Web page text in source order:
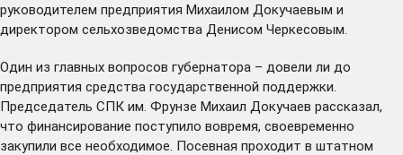
руководителем предприятия Михаилом Докучаевым и
директором сельхозведомства Денисом Черкесовым.
Один из главных вопросов губернатора – довели ли до
предприятия средства государственной поддержки.
Председатель СПК им. Фрунзе Михаил Докучаев рассказал,
что финансирование поступило вовремя, своевременно
закупили все необходимое. Посевная проходит в штатном